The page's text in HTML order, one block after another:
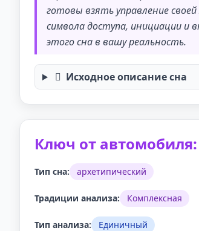
готовы взять управление
символа доступа, инициации и
этого сна в вашу реальность.
Исходное описание сна
Ключ от
Тип сна: архетипический
Традиции анализа: Комплексная
Тип анализа: Единичный